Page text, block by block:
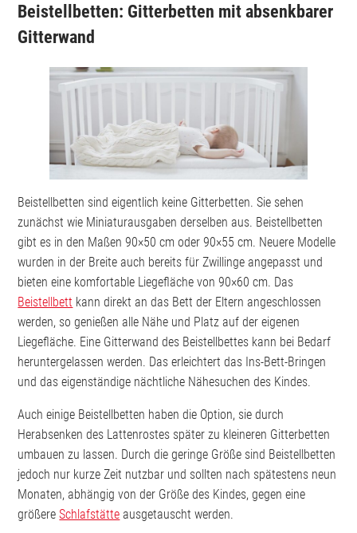
Beistellbetten: Gitterbetten mit absenkbarer
Gitterwand
Beistellbetten sind eigentlich keine Gitterbetten. Sie sehen
zunächst wie Miniaturausgaben derselben aus. Beistellbetten
gibt es in den Maßen 90×50 cm oder 90×55 cm. Neuere Modelle
wurden in der Breite auch bereits für Zwillinge angepasst und
bieten eine komfortable Liegefläche von 90×60 cm. Das
Beistellbett kann direkt an das Bett der Eltern angeschlossen
werden, so genießen alle Nähe und Platz auf der eigenen
Liegefläche. Eine Gitterwand des Beistellbettes kann bei Bedarf
heruntergelassen werden. Das erleichtert das Ins-Bett-Bringen
und das eigenständige nächtliche Nähesuchen des Kindes.
Auch einige Beistellbetten haben die Option, sie durch
Herabsenken des Lattenrostes später zu kleineren Gitterbetten
umbauen zu lassen. Durch die geringe Größe sind Beistellbetten
jedoch nur kurze Zeit nutzbar und sollten nach spätestens neun
Monaten, abhängig von der Größe des Kindes, gegen eine
größereSchlafstätte ausgetauscht werden.